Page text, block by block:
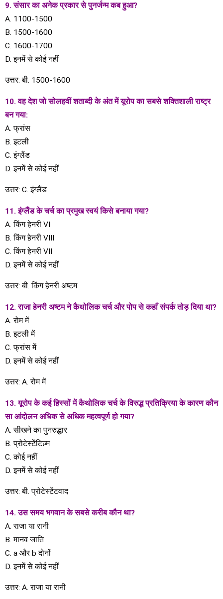
9. संसार का अनेक प्रकार से पुनर्जन्म कब हुआ?
A. 1100-1500
B. 1500-1600
C. 1600-1700
D. इनमें से कोई नहीं
उत्तर: बी. 1500-1600
10. वह देश जो सोलहवीं शताब्दी के अंत में यूरोप का सबसे शक्तिशाली राष्ट्र
बन गया:
A. फ्रांस
B. इटली
C. इंग्लैंड
D. इनमें से कोई नहीं
उत्तर: C. इंग्लैंड
11. इंग्लैंड के चर्च का प्रमुख स्वयं किसे बनाया गया?
A. किंग हेनरी VI
B. किंग हेनरी VIII
C. किंग हेनरी VII
D. इनमें से कोई नहीं
उत्तर: बी. किंग हेनरी अष्टम
12. राजा हेनरी अष्टम ने कैथोलिक चर्च और पोप से कहाँ संपर्क तोड़ दिया था?
A. रोम में
B. इटली में
C. फ्रांस में
D. इनमें से कोई नहीं
उत्तर: A. रोम में
13. यूरोप के कई हिस्सों में कैथोलिक चर्च के विरुद्ध प्रतिक्रिया के कारण कौन
सा आंदोलन अधिक से अधिक महत्वपूर्ण हो गया?
A. सीखने का पुनरुद्धार
B. प्रोटेस्टेंटिज़्म
C. कोई नहीं
D. इनमें से कोई नहीं
उत्तर: बी. प्रोटेस्टेंटवाद
14. उस समय भगवान के सबसे करीब कौन था?
A. राजा या रानी
B. मानव जाति
C. a और b दोनों
D. इनमें से कोई नहीं
उत्तर: A. राजा या रानी